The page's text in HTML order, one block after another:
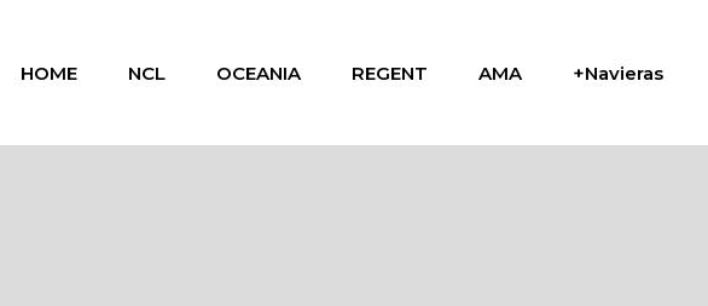
HOME NCL OCEANIA REGENT AMA +Navieras